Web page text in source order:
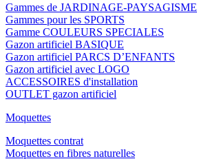
Gammes de JARDINAGE-PAYSAGISME
Gammes pour les SPORTS
Gamme COULEURS SPECIALES
Gazon artificiel BASIQUE
Gazon artificiel PARCS D’ENFANTS
Gazon artificiel avec LOGO
ACCESSOIRES d'installation
OUTLET gazon artificiel
Moquettes
Moquettes contrat
Moquettes en fibres naturelles